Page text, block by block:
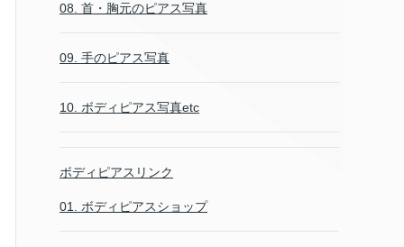
08. 首・胸元のピアス写真
09. 手のピアス写真
10. ボディピアス写真etc
ボディピアスリンク
01. ボディピアスショップ